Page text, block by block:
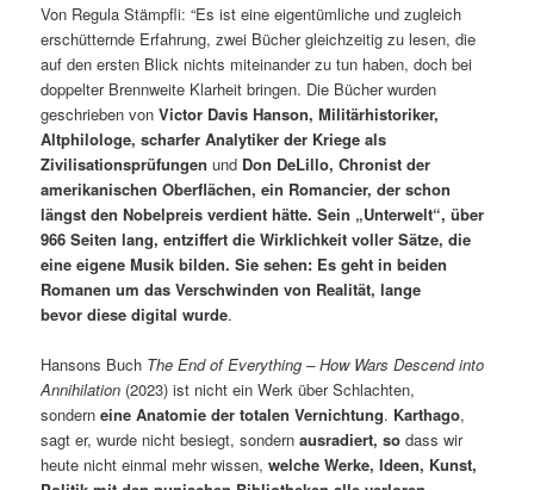
Von Regula Stämpfli: “Es ist eine eigentümliche und zugleich
erschütternde Erfahrung, zwei Bücher gleichzeitig zu lesen, die
auf den ersten Blick nichts miteinander zu tun haben, doch bei
doppelter Brennweite Klarheit bringen. Die Bücher wurden
geschrieben vonVictor Davis Hanson, Militärhistoriker,
Altphilologe, scharfer Analytiker der Kriege als
Zivilisationsprüfungen und Don DeLillo, Chronist der
amerikanischen Oberflächen, ein Romancier, derschon
längst den Nobelpreis verdient hätte. Sein „Unterwelt“, über
966 Seiten lang, entziffert die Wirklichkeit voller Sätze, die
eine eigene Musik bilden. Sie sehen: Es geht in beiden
Romanen um dasVerschwindenvon Realität, lange
bevordiese digital wurde.
Hansons Buch The End of Everything – How Wars Descend into
Annihilation (2023) ist nicht ein Werk über Schlachten,
sonderneineAnatomie der totalen Vernichtung. Karthago,
sagt er, wurde nicht besiegt, sondernausradiert, sodass wir
heute nicht einmal mehr wissen,welche Werke, Ideen, Kunst,